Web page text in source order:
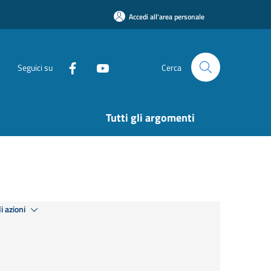
Accedi all'area personale
Seguici su Cerca
Tutti gli argomenti
azioni